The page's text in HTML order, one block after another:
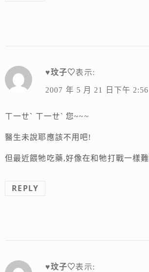
♥玟子♡表示:
2007 年 5 月 21 日下午 2:56
ㄒ一ㄝˋ ㄒ一ㄝˋ 您~~~
醫生未說耶應該不用吧!
但最近餵牠吃藥,好像在和牠打戰一樣難
REPLY
♥玟子♡表示: